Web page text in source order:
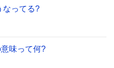
なってる?
味って何?